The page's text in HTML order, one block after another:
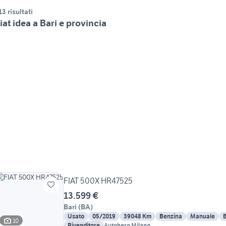
risultati
idea a Bari e provincia
10
FIAT 500X HR47525
13.599 €
Bari (BA)
Usato 05/2019 39048 Km Benzina Manuale